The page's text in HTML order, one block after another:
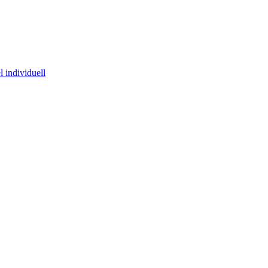
individuell